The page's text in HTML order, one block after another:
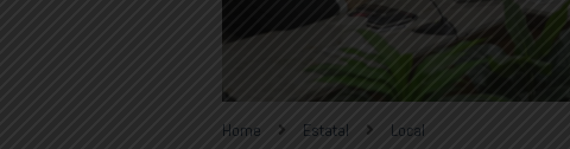
Home Estatal Local